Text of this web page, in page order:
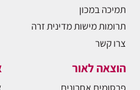
תמיכה במכון
תרומות מישות מדינית זרה
צרו קשר
הוצאה לאור